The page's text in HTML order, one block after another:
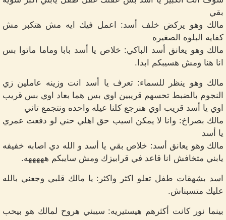
بقي
مالك وهو يركض خلف أسد: اعمل فيك ايه مش هتكبر مش
كفايه البلوه الصغيره
مالك وهو يعانق أسد الباكي: خلاص يا أسد بابا وماما ماتوا بس
انا هنا ومش هسيبكم ابدا.
مالك وهو ينظر للسماء: تعرف يا أسد انت وزينه عاملين زي
النجوم بالضبط تحسهم قريبين اوي بس هما بعاد اوي بس قريب
اوي يا أسد قريب اوي هنرجع كلنا عيله واحده ونتجمع تاني
مالك بصراخ: وانا لا يمكن اسيب حق اهلي حني لو دفعت عمري
يا أسد
مالك وهو يعانق أسد: خلاص بقي يا أسد و الله دي اصابه خفيفه
يابني متخافش انا قاعد في قرابيزك ومش سايبكم هههههه.
اسد بشهقات طفل تعلو اكثر واكثر: يا مالك قلبي وجعني بالله
عليك متسبناش.
بينما نور كانت أكثرهم هيستيريه: سيبني هروح لمالك هو بيحب